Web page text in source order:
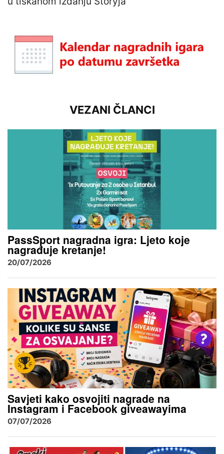
VEZANI ČLANCI
PassSport nagradna igra: Ljeto koje
nagrađuje kretanje!
20/07/2026
Savjeti kako osvojiti nagrade na
Instagram i Facebook giveawayima
07/07/2026